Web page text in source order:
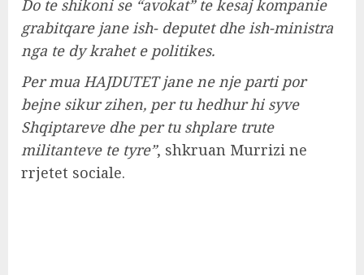
Do te shikoni se “avokat” te kesaj kompanie
grabitqare jane ish- deputet dhe ish-ministra
nga te dy krahet e politikes.
Per mua HAJDUTET jane ne nje parti por
bejne sikur zihen, per tu hedhur hi syve
Shqiptareve dhe per tu shplare trute
militanteve te tyre”, shkruan Murrizi ne
rrjetet sociale.